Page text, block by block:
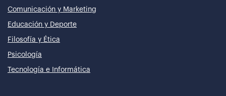
Comunicación y Marketing
Educación y Deporte
Filosofía y Ética
Psicología
Tecnología e Informática